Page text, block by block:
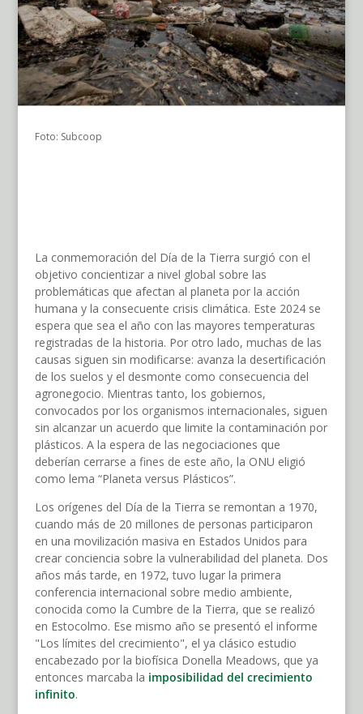
Foto: Subcoop
La conmemoración del Día de la Tierra surgió con el
objetivo concientizar a nivel global sobre las
problemáticas que afectan al planeta por la acción
humana y la consecuente crisis climática. Este 2024 se
espera que sea el año con las mayores temperaturas
registradas de la historia. Por otro lado, muchas de las
causas siguen sin modificarse: avanza la desertificación
de los suelos y el desmonte como consecuencia del
agronegocio. Mientras tanto, los gobiernos,
convocados por los organismos internacionales, siguen
sin alcanzar un acuerdo que limite la contaminación por
plásticos. A la espera de las negociaciones que
deberían cerrarse a fines de este año, la ONU eligió
como lema “Planeta versus Plásticos”.
Los orígenes del Día de la Tierra se remontan a 1970,
cuando más de 20 millones de personas participaron
en una movilización masiva en Estados Unidos para
crear conciencia sobre la vulnerabilidad del planeta. Dos
años más tarde, en 1972, tuvo lugar la primera
conferencia internacional sobre medio ambiente,
conocida como la Cumbre de la Tierra, que se realizó
en Estocolmo. Ese mismo año se presentó el informe
"Los límites del crecimiento", el ya clásico estudio
encabezado por la biofísica Donella Meadows, que ya
entonces marcaba la imposibilidad del crecimiento
infinito.